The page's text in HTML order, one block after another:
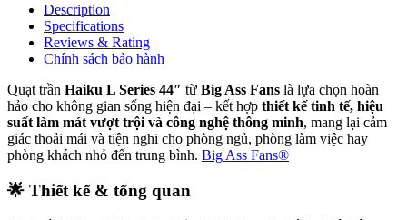
Description
Specifications
Reviews & Rating
Chính sách bảo hành
Quạt trần Haiku L Series 44″ từ Big Ass Fans là lựa chọn hoàn
hảo cho không gian sống hiện đại – kết hợp thiết kế tinh tế, hiệu
suất làm mát vượt trội và công nghệ thông minh, mang lại cảm
giác thoải mái và tiện nghi cho phòng ngủ, phòng làm việc hay
phòng khách nhỏ đến trung bình. Big Ass Fans®
🌟 Thiết kế & tổng quan